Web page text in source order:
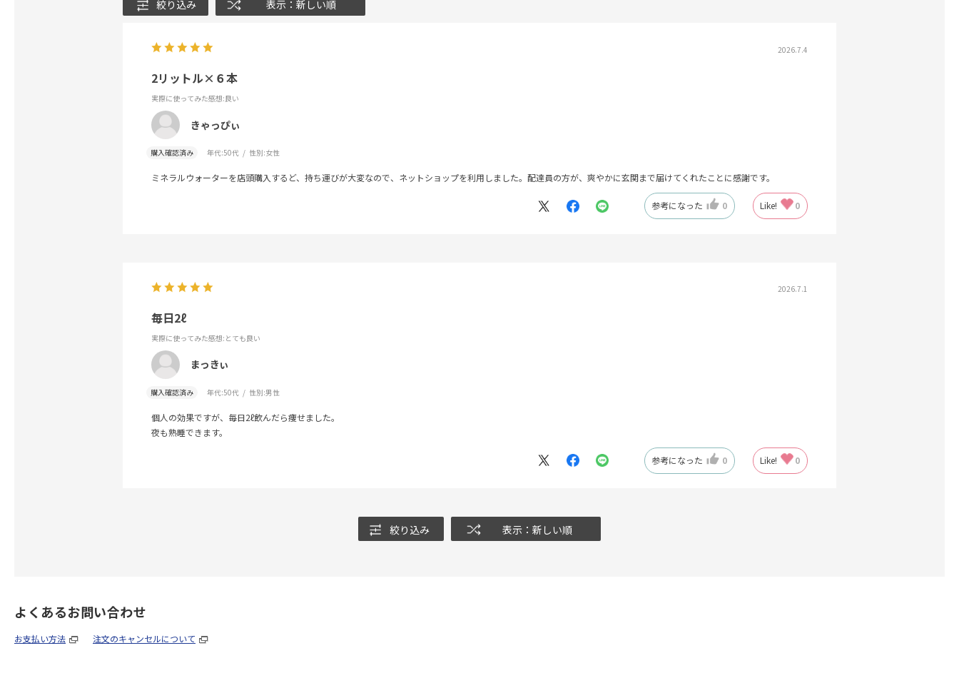
絞り込み 表示：新しい順
2026.7.4
2リットル×６本
実際に使ってみた感想:良い
きゃっぴぃ
購入確認済み 年代:50代 性別:女性
ミネラルウォーターを店頭購入するど、持ち運びが大変なので、ネットショップを利用しました。配達員の方が、爽やかに玄関まで届けてくれたことに感謝です。
参考になった 0 Like! 0
2026.7.1
毎日2ℓ
実際に使ってみた感想:とても良い
まっきぃ
購入確認済み 年代:50代 性別:男性
個人の効果ですが、毎日2ℓ飲んだら痩せました。
夜も熟睡できます。
参考になった 0 Like! 0
絞り込み 表示：新しい順
よくあるお問い合わせ
お支払い方法 注文のキャンセルについて